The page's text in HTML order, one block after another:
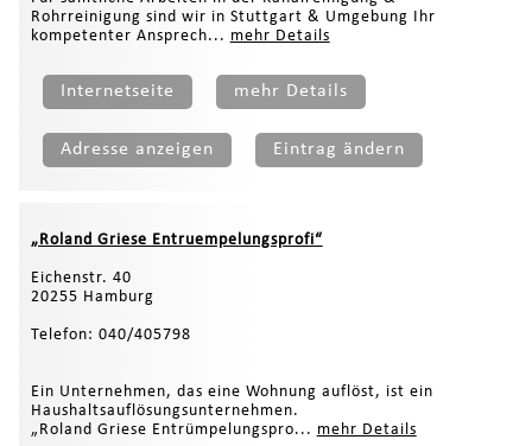
Rohrreinigung sind wir in Stuttgart & Umgebung Ihr
kompetenter Ansprech... mehr Details
Internetseite mehr Details
Adresse anzeigen Eintrag ändern
„Roland Griese Entruempelungsprofi“
Eichenstr. 40
20255 Hamburg
Telefon: 040/405798
Ein Unternehmen, das eine Wohnung auflöst, ist ein
Haushaltsauflösungsunternehmen.
„Roland Griese Entrümpelungspro... mehr Details